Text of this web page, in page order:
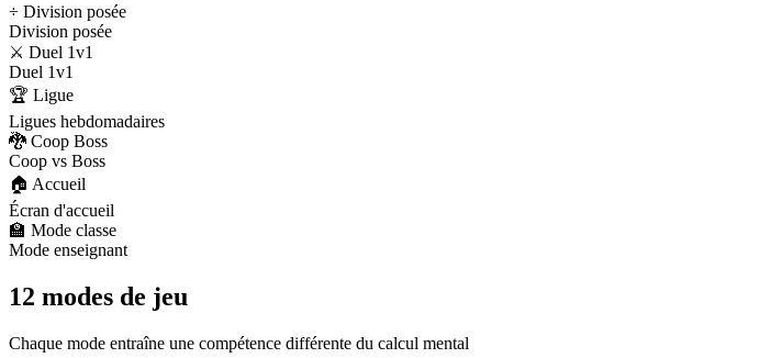
÷ Division posée
Division posée
⚔️ Duel 1v1
Duel 1v1
🏆 Ligue
Ligues hebdomadaires
🐉 Coop Boss
Coop vs Boss
🏠 Accueil
Écran d'accueil
🏫 Mode classe
Mode enseignant
12 modes de jeu
Chaque mode entraîne une compétence différente du calcul mental